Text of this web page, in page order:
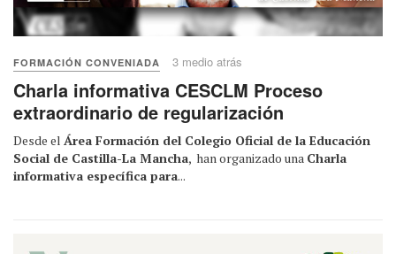
FORMACIÓN CONVENIADA 3 medio atrás
Charla informativa CESCLM Proceso
extraordinario de regularización
Desde el Área Formación del Colegio Oficial de la Educación
Social de Castilla-La Mancha, han organizado una Charla
informativa específica para...